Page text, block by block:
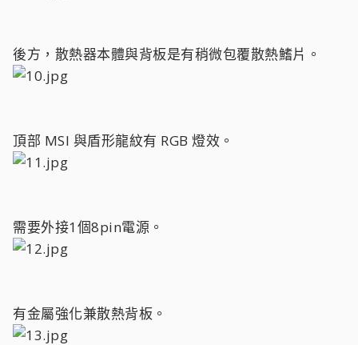
後方，散熱器本體與背板是有稍微包覆散熱鰭片。
頂部 MSI 與盾形龍紋有 RGB 燈效。
需要外接1個8pin電源。
有金屬強化兼散熱背板。